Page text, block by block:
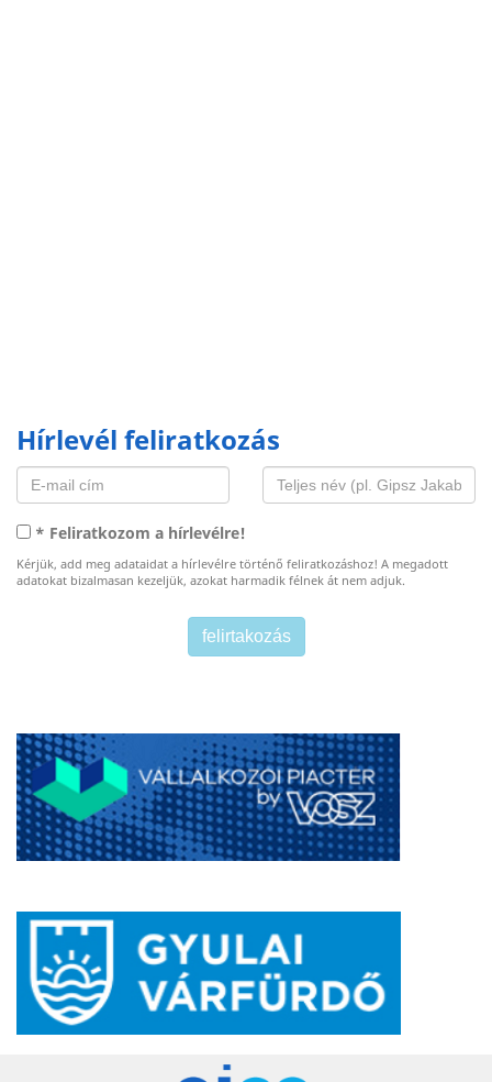
Hírlevél feliratkozás
* Feliratkozom a hírlevélre!
Kérjük, add meg adataidat a hírlevélre történő feliratkozáshoz! A megadott
adatokat bizalmasan kezeljük, azokat harmadik félnek át nem adjuk.